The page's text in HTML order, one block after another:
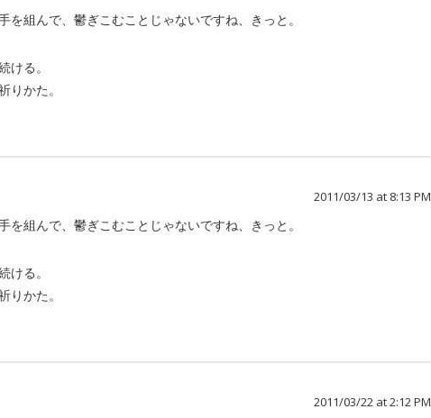
を組んで、鬱ぎこむことじゃないですね、きっと。
ける。
りかた。
2011/03/13 at 8:13 PM
を組んで、鬱ぎこむことじゃないですね、きっと。
ける。
りかた。
2011/03/22 at 2:12 PM